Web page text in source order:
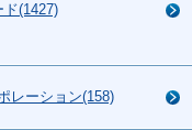
(1427)
レーション(158)